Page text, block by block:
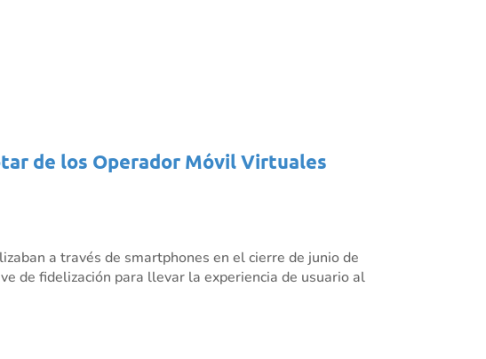
de los Operador Móvil Virtuales
a través de smartphones en el cierre de junio de
de fidelización para llevar la experiencia de usuario al